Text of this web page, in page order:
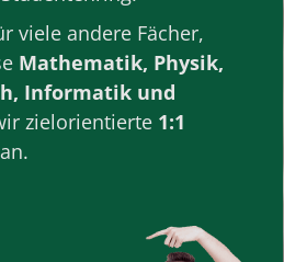
viele andere Fächer,
Mathematik, Physik,
, Informatik und
zielorientierte 1:1
an.